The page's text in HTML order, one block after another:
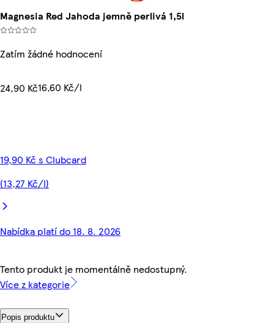
Magnesia Red Jahoda jemně perlivá 1,5l
Zatím žádné hodnocení
24,90 Kč16,60 Kč/l
19,90 Kč s Clubcard
(13,27 Kč/l)
Nabídka platí do 18. 8. 2026
Tento produkt je momentálně nedostupný.
Více z kategorie
Popis produktu